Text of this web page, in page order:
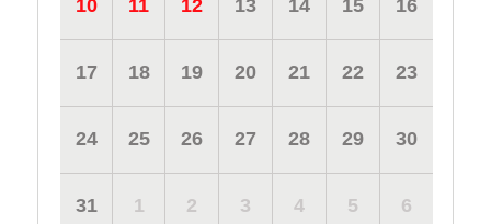
10 11 12 13 14 15 16
17 18 19 20 21 22 23
24 25 26 27 28 29 30
31 1 2 3 4 5 6